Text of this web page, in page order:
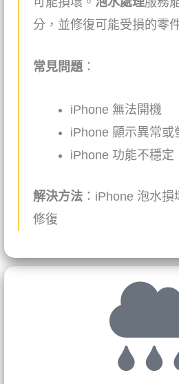
分，並修復可能受損的零
常見問題：
iPhone 無法開機
iPhone 顯示異常或
iPhone 功能不穩定
解決方法 ： iPhone 泡水損
修復